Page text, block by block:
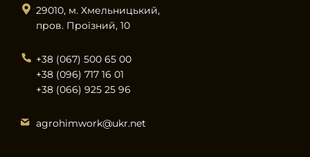
+38 (067) 500 65 00
+38 (096) 717 16 01
+38 (066) 925 25 96
agrohimwork@ukr.net
29010, м. Хмельницький,
пров. Проїзний, 10